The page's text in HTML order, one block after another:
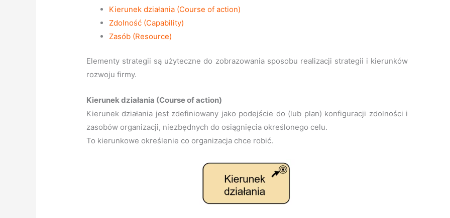
Kierunek działania (Course of action)
Zdolność (Capability)
Zasób (Resource)
Elementy strategii są użyteczne do zobrazowania sposobu realizacji strategii i kierunków
rozwoju firmy.
Kierunek działania (Course of action)
Kierunek działania jest zdefiniowany jako podejście do (lub plan) konfiguracji zdolności i
zasobów organizacji, niezbędnych do osiągnięcia określonego celu.
To kierunkowe określenie co organizacja chce robić.